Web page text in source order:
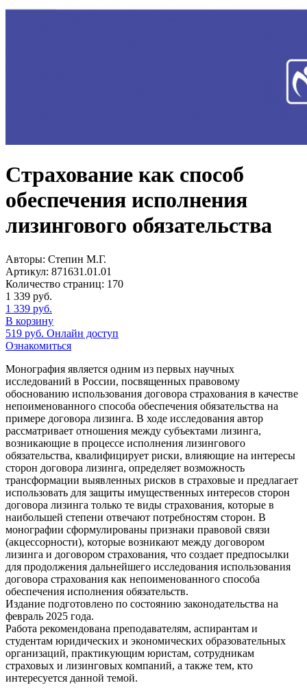
Страхование как способ
обеспечения исполнения
лизингового обязательства
Авторы: Степин М.Г.
Артикул: 871631.01.01
Количество страниц: 170
1 339 руб.
1 339 руб.
В корзину
519 руб. Онлайн доступ
Ознакомиться
Монография является одним из первых научных
исследований в России, посвященных правовому
обоснованию использования договора страхования в качестве
непоименованного способа обеспечения обязательства на
примере договора лизинга. В ходе исследования автор
рассматривает отношения между субъектами лизинга,
возникающие в процессе исполнения лизингового
обязательства, квалифицирует риски, влияющие на интересы
сторон договора лизинга, определяет возможность
трансформации выявленных рисков в страховые и предлагает
использовать для защиты имущественных интересов сторон
договора лизинга только те виды страхования, которые в
наибольшей степени отвечают потребностям сторон. В
монографии сформулированы признаки правовой связи
(акцессорности), которые возникают между договором
лизинга и договором страхования, что создает предпосылки
для продолжения дальнейшего исследования использования
договора страхования как непоименованного способа
обеспечения исполнения обязательств.
Издание подготовлено по состоянию законодательства на
февраль 2025 года.
Работа рекомендована преподавателям, аспирантам и
студентам юридических и экономических образовательных
организаций, практикующим юристам, сотрудникам
страховых и лизинговых компаний, а также тем, кто
интересуется данной темой.